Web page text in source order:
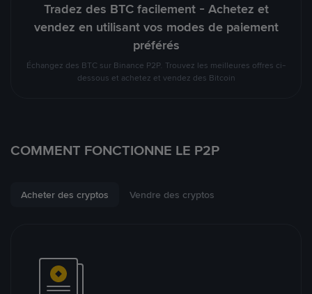
Tradez des BTC facilement - Achetez et
vendez en utilisant vos modes de paiement
préférés
Échangez des BTC sur Binance P2P. Trouvez les meilleures offres ci-
dessous et achetez et vendez des Bitcoin
COMMENT FONCTIONNE LE P2P
Acheter des cryptos Vendre des cryptos